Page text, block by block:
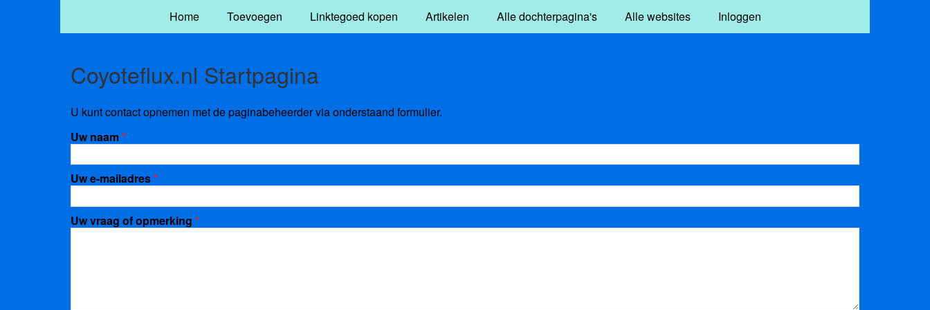
Home Toevoegen Linktegoed kopen Artikelen Alle dochterpagina's Alle websites Inloggen
Coyoteflux.nl Startpagina
U kunt contact opnemen met de paginabeheerder via onderstaand formulier.
Uw naam*
Uw e-mailadres*
Uw vraag of opmerking *